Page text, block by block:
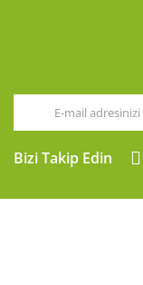
Bizi Takip Edin